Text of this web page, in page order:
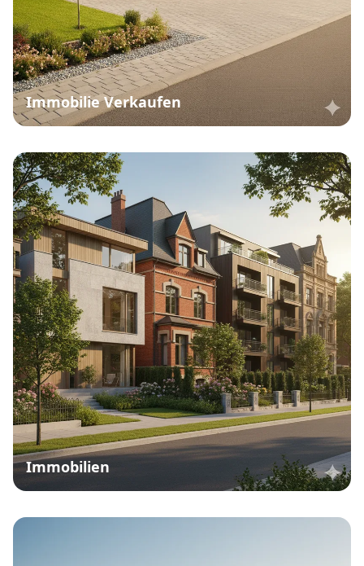
Immobilie Verkaufen
Immobilien